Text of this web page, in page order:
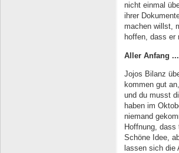
nicht einmal
ihrer
machen willst,
hoffen, dass er
Aller Anfang ...
Jojos Bilanz
kommen gut
und du musst
haben im
niemand
Hoffnung,
Schöne Idee,
lassen sich die